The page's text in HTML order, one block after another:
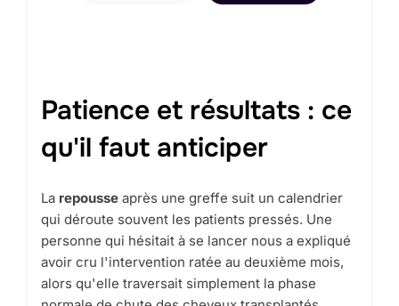
Patience et résultats : ce
qu'il faut anticiper
La repousse après une greffe suit un calendrier
qui déroute souvent les patients pressés. Une
personne qui hésitait à se lancer nous a expliqué
avoir cru l'intervention ratée au deuxième mois,
alors qu'elle traversait simplement la phase